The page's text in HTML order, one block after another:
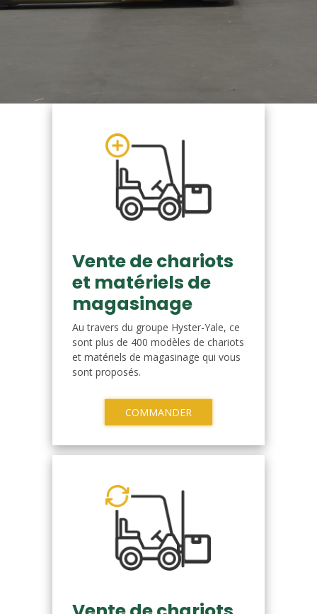
Vente de chariots
et matériels de
magasinage
Au travers du groupe Hyster-Yale, ce
sont plus de 400 modèles de chariots
et matériels de magasinage qui vous
sont proposés.
COMMANDER